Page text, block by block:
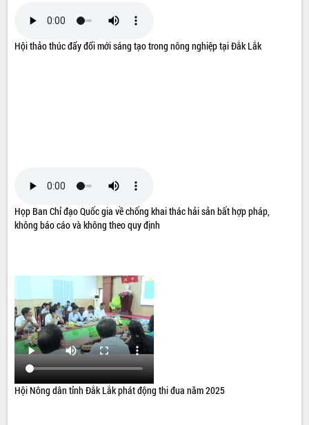
Hội thảo thúc đẩy đổi mới sáng tạo trong nông nghiệp tại Đắk Lắk
Họp Ban Chỉ đạo Quốc gia về chống khai thác hải sản bất hợp pháp,
không báo cáo và không theo quy định
Hội Nông dân tỉnh Đắk Lắk phát động thi đua năm 2025